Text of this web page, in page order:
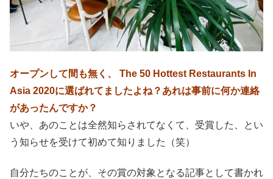
オープンして間も無く、 The 50 Hottest Restaurants In
Asia 2020に選ばれてましたよね？あれは事前に何か連絡
があったんですか？
いや、あのことは全然知らされてなくて、受賞した、とい
う知らせを受けて初めて知りました（笑）
自分たちのことが、その賞の対象となる記事として書かれ